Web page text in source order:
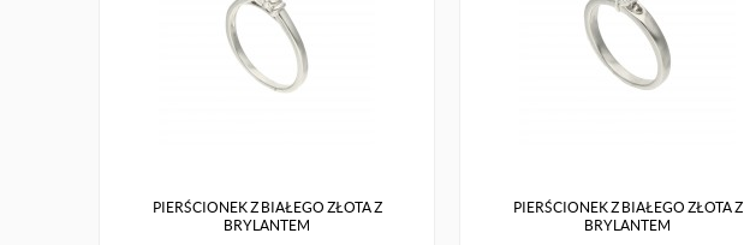
PIERŚCIONEK Z BIAŁEGO ZŁOTA Z
BRYLANTEM
PIERŚCIONEK Z BIAŁEGO ZŁOTA Z
BRYLANTEM